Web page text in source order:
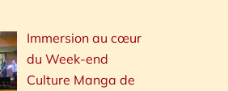
Immersion au cœur
du Week-end
Culture Manga de